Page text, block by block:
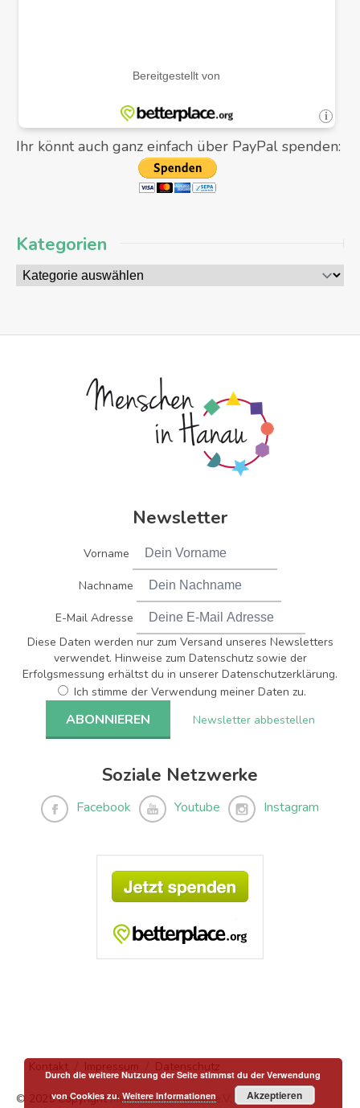
Ihr könnt auch ganz einfach über PayPal spenden:
Kategorien
Newsletter
Vorname
Nachname
E-Mail Adresse
Diese Daten werden nur zum Versand unseres Newsletters
verwendet. Hinweise zum Datenschutz sowie der
Erfolgsmessung erhältst du in unserer Datenschutzerklärung.
Ich stimme der Verwendung meiner Daten zu.
Newsletter abbestellen
Soziale Netzwerke
Facebook Youtube Instagram
Kontakt Impressum Datenschutz
© 2025 CopyrightMenschen in Hanau e.V.
Durch die weitere Nutzung der Seite stimmst du der Verwendung
von Cookies zu.Weitere Informationen Akzeptieren